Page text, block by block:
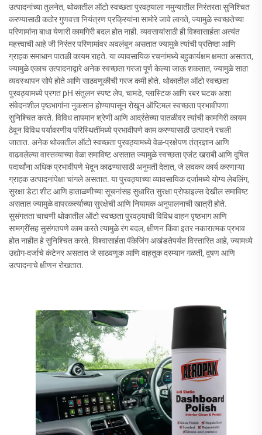
उत्पादनांच्या तुलनेत, थोकातील ऑटो स्वच्छता पुरवठ्याला नमुन्यातील निरंतरता सुनिश्चित
करण्यासाठी कठोर गुणवत्ता नियंत्रण प्रक्रियांना सामोरे जावे लागते, ज्यामुळे स्वच्छतेच्या
परिणामांना बाधा येणारी कामगिरी बदल होत नाही. व्यवसायांसाठी ही विश्वासार्हता अत्यंत
महत्त्वाची आहे जी निरंतर परिणामांवर अवलंबून असतात ज्यामुळे त्यांची प्रतिष्ठा आणि
ग्राहक समाधान पातळी कायम राहते. या व्यावसायिक रचनांमध्ये बहुकार्यक्षम क्षमता असतात,
ज्यामुळे एकाच उत्पादनाद्वारे अनेक स्वच्छता गरजा पूर्ण केल्या जाऊ शकतात, ज्यामुळे साठा
व्यवस्थापन सोपे होते आणि साठवणूकीची गरज कमी होते. थोकातील ऑटो स्वच्छता
पुरवठ्यामध्ये प्रगत pH संतुलन स्पष्ट लेप, चामडे, प्लास्टिक आणि रबर घटक अशा
संवेदनशील पृष्ठभागांना नुकसान होण्यापासून रोखून ऑप्टिमल स्वच्छता प्रभावीपणा
सुनिश्चित करते. विविध तापमान श्रेणी आणि आर्द्रतेच्या पातळीवर त्यांची कामगिरी कायम
ठेवून विविध पर्यावरणीय परिस्थितींमध्ये प्रभावीपणे काम करण्यासाठी उत्पादने रचली
जातात. अनेक थोकातील ऑटो स्वच्छता पुरवठ्यामध्ये वेळ-प्रक्षेपण तंत्रज्ञान आणि
वाढवलेल्या वास्तव्याच्या वेळा समाविष्ट असतात ज्यामुळे स्वच्छता एजंट खराबी आणि दूषित
पदार्थांना अधिक प्रभावीपणे भेदून काढण्यासाठी अनुमती देतात, जे लवकर कार्य करणाऱ्या
ग्राहक उत्पादनांपेक्षा चांगले असतात. या पुरवठ्याच्या व्यावसायिक दर्जामध्ये योग्य लेबलिंग,
सुरक्षा डेटा शीट आणि हाताळणीच्या सूचनांसह सुधारित सुरक्षा प्रोफाइल्स देखील समाविष्ट
असतात ज्यामुळे वापरकर्त्याच्या सुरक्षेची आणि नियामक अनुपालनाची खात्री होते.
सुसंगतता चाचणी थोकातील ऑटो स्वच्छता पुरवठ्याची विविध वाहन पृष्ठभाग आणि
सामग्रींसह सुसंगतपणे काम करते त्यामुळे रंग बदल, क्षीणन किंवा इतर नकारात्मक प्रभाव
होत नाहीत हे सुनिश्चित करते. विश्वासार्हता पॅकेजिंग अखंडतेपर्यंत विस्तारित आहे, ज्यामध्ये
उद्योग-दर्जाचे कंटेनर असतात जे साठवणूक आणि वाहतूक दरम्यान गळती, दूषण आणि
उत्पादनाचे क्षीणन रोखतात.